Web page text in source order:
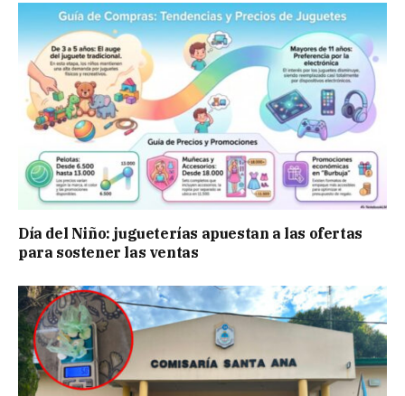
Día del Niño: jugueterías apuestan a las ofertas
para sostener las ventas